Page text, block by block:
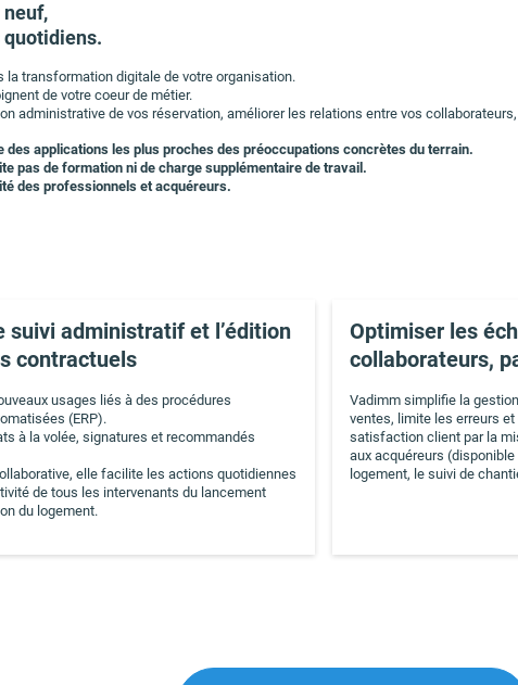
transformation digitale de votre organisation.
de votre coeur de métier.
de vos réservation, améliorer les relations entre vos
applications les plus proches des préoccupations concrètes du terrain.
pas de formation ni de charge supplémentaire de travail.
des professionnels et acquéreurs.
suivi administratif et l’édition
contractuels
usages liés à des procédures
(ERP).
à la volée, signatures et recommandés
elle facilite les actions quotidiennes
de tous les intervenants du lancement
du logement.
Optimiser les
collaborateurs,
Vadimm simplifie la
ventes, limite les erreurs
satisfaction client par la
aux acquéreurs
logement, le suivi de